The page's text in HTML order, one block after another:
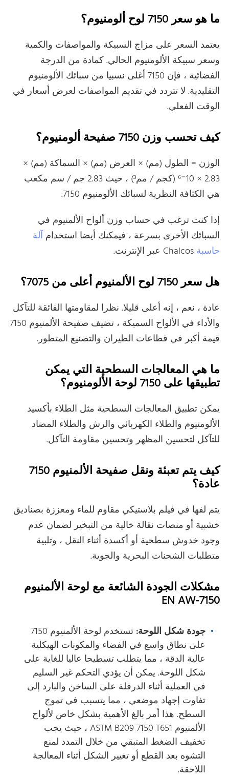
ما هو سعر 7150 لوح ألومنيوم؟
يعتمد السعر على مزاج السبيكة والمواصفات والكمية
وسعر سبيكة الألومنيوم الحالي. كمادة من الدرجة
الفضائية ، فإن 7150 أغلى نسبيا من سبائك الألومنيوم
التقليدية. لا تتردد في تقديم المواصفات لعرض أسعار في
الوقت الفعلي.
كيف تحسب وزن 7150 صفيحة ألومنيوم؟
الوزن = الطول (مم) × العرض (مم) × السماكة (مم) ×
2.83 × 10⁻⁶ (كجم / مم³) ، حيث 2.83 جم / سم مكعب
هي الكثافة النظرية لسبائك الألومنيوم 7150.
إذا كنت ترغب في حساب وزن ألواح الألمنيوم في
السبائك الأخرى بسرعة ، فيمكنك أيضا استخدام آلة
حاسبة
هل سعر 7150 لوح الألمنيوم أعلى من 7075؟
عادة ، نعم ، إنه أعلى قليلا. نظرا لمقاومتها الفائقة للتآكل
والأداء في الألواح السميكة ، تضيف صفيحة الألمنيوم 7150
قيمة أكبر في قطاعات الطيران والتصنيع المتطور.
ما هي المعالجات السطحية التي يمكن
تطبيقها على 7150 لوحة الألومنيوم؟
يمكن تطبيق المعالجات السطحية مثل الطلاء بأكسيد
الألومنيوم والطلاء الكهربائي والرش والطلاء المضاد
للتآكل لتحسين المظهر وتحسين مقاومة التآكل.
كيف يتم تعبئة ونقل صفيحة الألمنيوم 7150
عادة؟
يتم لفها في فيلم بلاستيكي مقاوم للماء ومعززة بصناديق
خشبية أو منصات نقالة خالية من التبخير لضمان عدم
وجود خدوش سطحية أو أكسدة أثناء النقل ، وتلبية
متطلبات الشحنات البحرية والجوية.
مشكلات الجودة الشائعة مع لوحة الألمنيوم
EN AW-7150
جودة شكل اللوحة:
تستخدم لوحة الألمنيوم 7150
على نطاق واسع في الفضاء والمكونات الهيكلية
عالية الدقة ، مما يتطلب تسطيحا عاليا للغاية على
شكل اللوحة. يمكن أن يؤدي التحكم غير السليم
في العملية أثناء الدرفلة على الساخن والبارد إلى
تفاوت إجهاد موضعي ، مما يتسبب في تموج
السطح. هذا أمر بالغ الأهمية بشكل خاص لألواح
الألمنيوم ASTM B209 7150 T651 ، حيث يجب
تخفيف الضغط المتبقي من خلال التمدد لمنع
التشوه بعد القطع أو تغيير الشكل أثناء المعالجة
اللاحقة.